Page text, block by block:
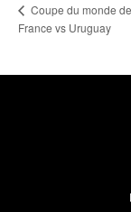
Coupe du monde
France vs Uruguay